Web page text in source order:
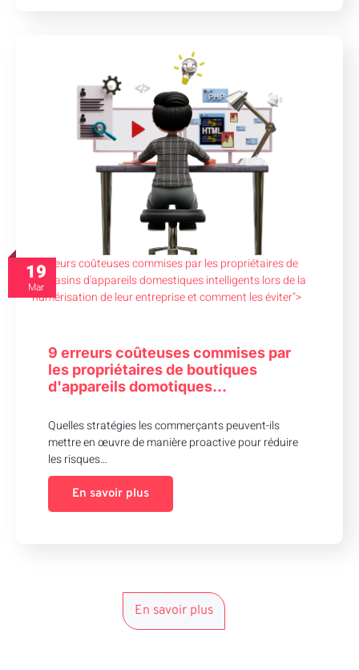
9 erreurs coûteuses commises par les propriétaires de
magasins d'appareils domestiques intelligents lors de la
numérisation de leur entreprise et comment les éviter">
19
Mar
9 erreurs coûteuses commises par
les propriétaires de boutiques
d'appareils domotiques…
Quelles stratégies les commerçants peuvent-ils
mettre en œuvre de manière proactive pour réduire
les risques…
En savoir plus
En savoir plus